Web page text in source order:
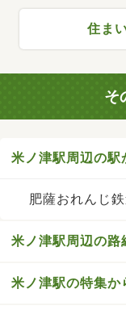
住ま
そ
米ノ津駅周辺の駅
肥薩おれんじ
米ノ津駅周辺の路
米ノ津駅の特集か